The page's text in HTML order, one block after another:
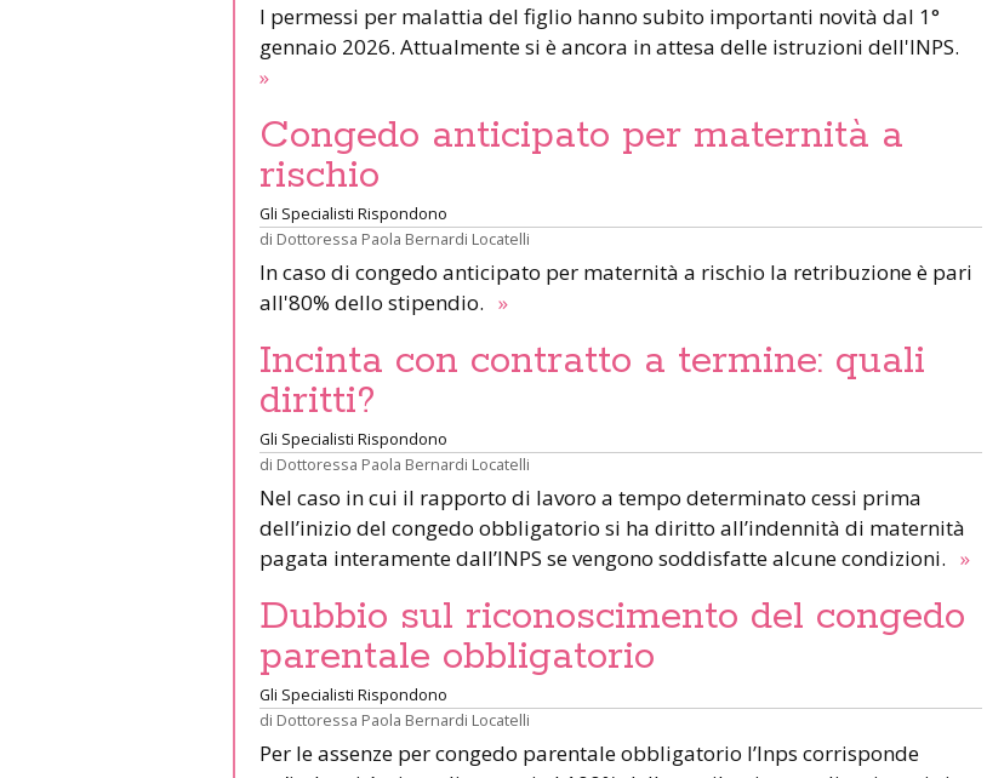
I permessi per malattia del figlio hanno subito importanti novità dal 1°
gennaio 2026. Attualmente si è ancora in attesa delle istruzioni dell'INPS.
»
Congedo anticipato per maternità a
rischio
Gli Specialisti Rispondono
di Dottoressa Paola Bernardi Locatelli
In caso di congedo anticipato per maternità a rischio la retribuzione è pari
all'80% dello stipendio. »
Incinta con contratto a termine: quali
diritti?
Gli Specialisti Rispondono
di Dottoressa Paola Bernardi Locatelli
Nel caso in cui il rapporto di lavoro a tempo determinato cessi prima
dell’inizio del congedo obbligatorio si ha diritto all’indennità di maternità
pagata interamente dall’INPS se vengono soddisfatte alcune condizioni. »
Dubbio sul riconoscimento del congedo
parentale obbligatorio
Gli Specialisti Rispondono
di Dottoressa Paola Bernardi Locatelli
Per le assenze per congedo parentale obbligatorio l’Inps corrisponde